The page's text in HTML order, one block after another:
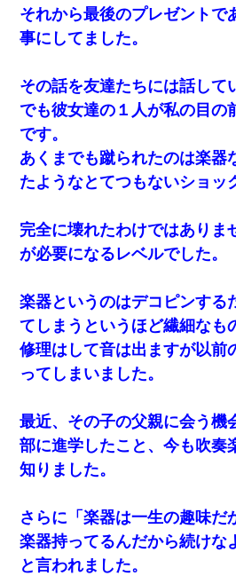
それから最後のプレゼントで
事にしてました。
その話を友達たちには話して
でも彼女達の１人が私の目の
です。
あくまでも蹴られたのは楽器
たようなとてつもないショッ
完全に壊れたわけではありま
が必要になるレベルでした。
楽器というのはデコピンする
てしまうというほど繊細なも
修理はして音は出ますが以前
ってしまいました。
最近、その子の父親に会う機
部に進学したこと、今も吹奏
知りました。
さらに「楽器は一生の趣味だ
楽器持ってるんだから続けな
と言われました。